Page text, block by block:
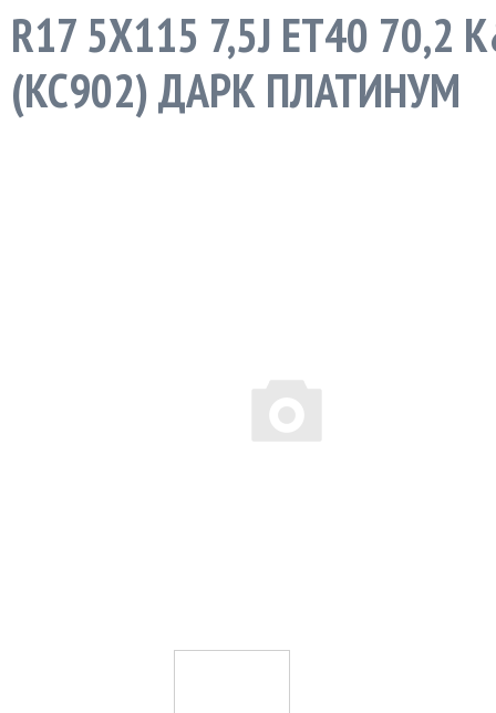
R17 5X115 7,5J ET40 70,2
(КС902) ДАРК ПЛАТИНУМ